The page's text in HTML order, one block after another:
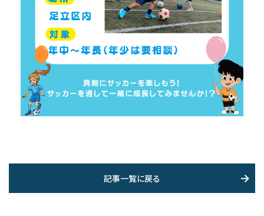
記事一覧に戻る